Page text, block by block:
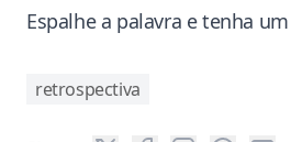
Espalhe a palavra e tenha
retrospectiva